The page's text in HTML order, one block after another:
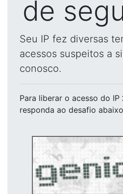
de
Seu IP fez diversas
acessos suspeitos a
conosco.
Para liberar o acesso do IP
responda ao desafio